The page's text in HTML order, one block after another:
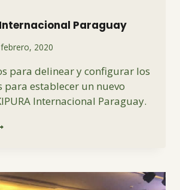
Internacional Paraguay
2020
para delinear y configurar los
para establecer un nuevo
Internacional Paraguay.